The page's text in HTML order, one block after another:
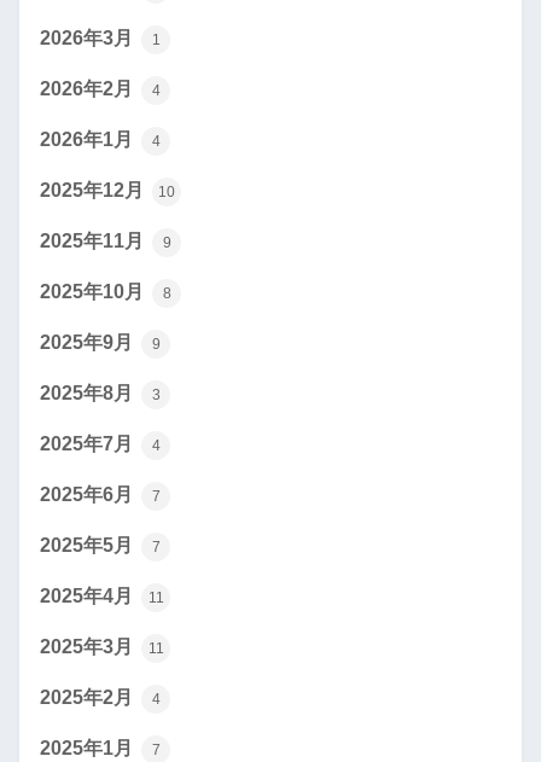
2026年3月 1
2026年2月 4
2026年1月 4
2025年12月 10
2025年11月 9
2025年10月 8
2025年9月 9
2025年8月 3
2025年7月 4
2025年6月 7
2025年5月 7
2025年4月 11
2025年3月 11
2025年2月 4
2025年1月 7